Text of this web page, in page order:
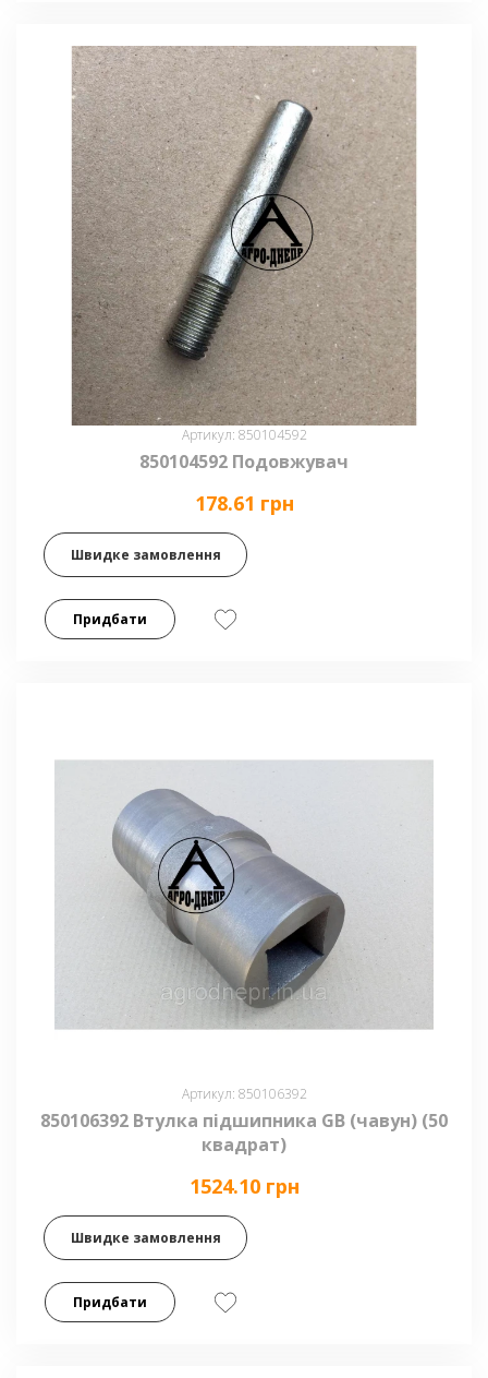
Артикул: 850104592
850104592 Подовжувач
178.61 грн
Швидке замовлення
Придбати
Артикул: 850106392
850106392 Втулка підшипника GB (чавун) (50
квадрат)
1524.10 грн
Швидке замовлення
Придбати